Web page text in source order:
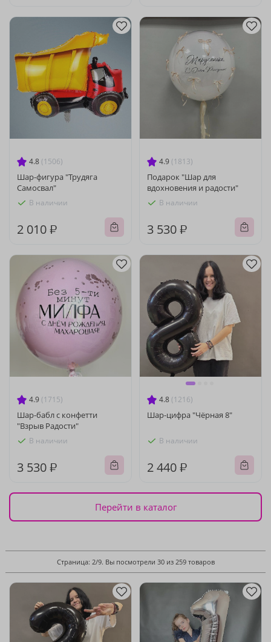
4.8 (1506)
Шар-фигура "Трудяга
Самосвал"
В наличии
2 010 ₽
4.9 (1813)
Подарок "Шар для
вдохновения и радости"
В наличии
3 530 ₽
4.9 (1715)
Шар-бабл с конфетти
"Взрыв Радости"
В наличии
3 530 ₽
4.8 (1216)
Шар-цифра "Чёрная 8"
В наличии
2 440 ₽
Перейти в каталог
Страница: 2/9. Вы посмотрели 30 из 259 товаров